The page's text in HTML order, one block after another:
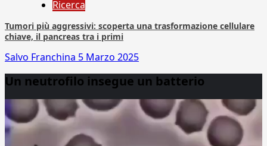
Ricerca
Tumori più aggressivi: scoperta una trasformazione cellulare
chiave, il pancreas tra i primi
Salvo Franchina 5 Marzo 2025
Un neutrofilo insegue un batterio
Player